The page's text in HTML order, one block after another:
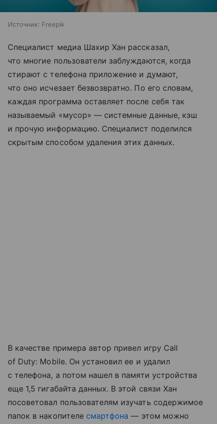
Источник: Freepik
Специалист медиа Шахир Хан рассказал,
что многие пользователи заблуждаются, когда
стирают с телефона приложение и думают,
что оно исчезает безвозвратно. По его словам,
каждая программа оставляет после себя так
называемый «мусор» — системные данные, кэш
и прочую информацию. Специалист поделился
скрытым способом удаления этих данных.
В качестве примера автор привел игру Call
of Duty: Mobile. Он установил ее и удалил
с телефона, а потом нашел в памяти устройства
еще 1,5 гигабайта данных. В этой связи Хан
посоветовал пользователям изучать содержимое
папок в накопителе смартфона — этом можно